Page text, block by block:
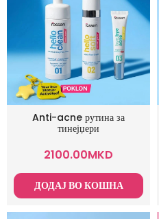
Anti-acne рутина за
тинејџери
2100.00MKD
ДОДАЈ ВО КОШНА